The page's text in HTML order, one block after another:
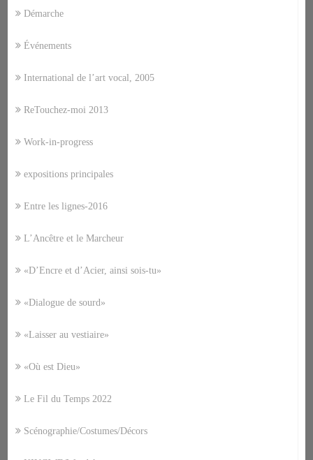
Démarche
Événements
International de l’art vocal, 2005
ReTouchez-moi 2013
Work-in-progress
expositions principales
Entre les lignes-2016
L’Ancêtre et le Marcheur
«D’Encre et d’Acier, ainsi sois-tu»
«Dialogue de sourd»
«Laisser au vestiaire»
«Où est Dieu»
Le Fil du Temps 2022
Scénographie/Costumes/Décors